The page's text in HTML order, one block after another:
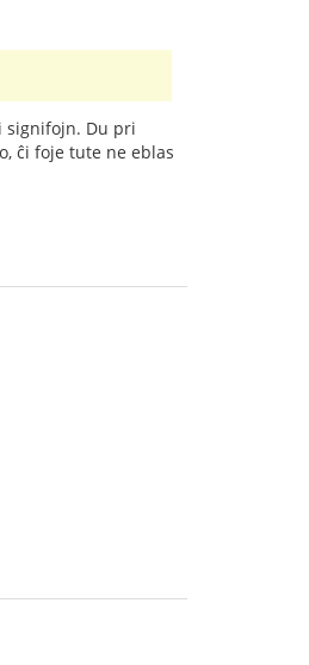
signifojn. Du pri
ĉi foje tute ne eblas